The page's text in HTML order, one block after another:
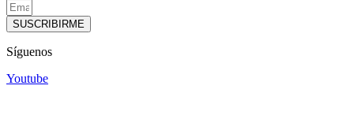
SUSCRIBIRME
Síguenos
Youtube